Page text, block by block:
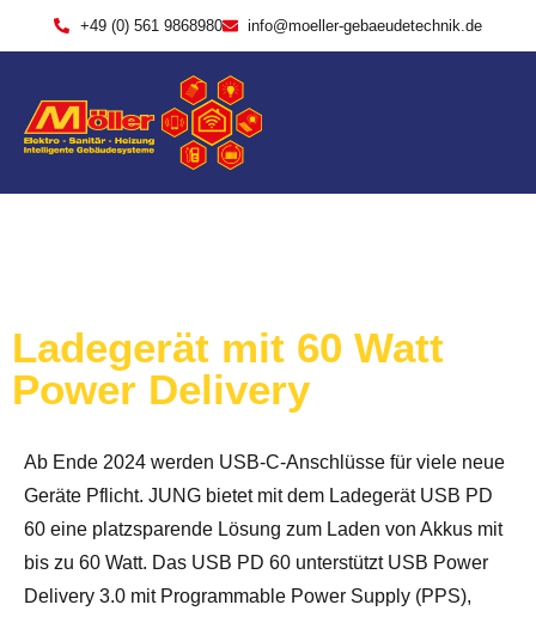
+49 (0) 561 9868980 info@moeller-gebaeudetechnik.de
Ladegerät mit 60 Watt
Power Delivery
Ab Ende 2024 werden USB-C-Anschlüsse für viele neue
Geräte Pflicht. JUNG bietet mit dem Ladegerät USB PD
60 eine platzsparende Lösung zum Laden von Akkus mit
bis zu 60 Watt. Das USB PD 60 unterstützt USB Power
Delivery 3.0 mit Programmable Power Supply (PPS),